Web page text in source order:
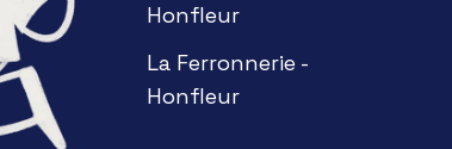
Honfleur
La Ferronnerie -
Honfleur